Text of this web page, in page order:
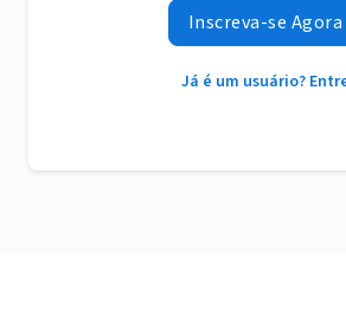
Inscreva-se Agora
Já é um usuário?